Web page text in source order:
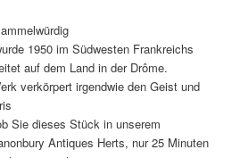
1950 im Südwesten Frankreichs
auf dem Land in der Drôme.
verkörpert irgendwie den Geist und
Sie dieses Stück in unserem
Antiques Herts, nur 25 Minuten